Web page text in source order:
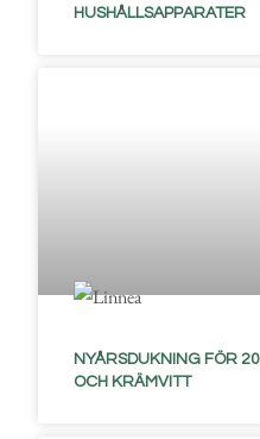
HUSHÅLLSAPPARATER
NYÅRSDUKNING FÖR
OCH KRÄMVITT